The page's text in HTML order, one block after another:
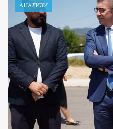
АНАЛИЗИ